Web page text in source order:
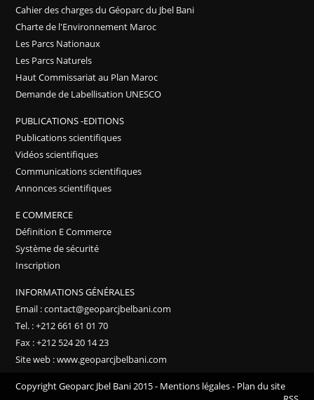
Cahier des charges du Géoparc du Jbel Bani
Charte de l'Environnement Maroc
Les Parcs Nationaux
Les Parcs Naturels
Haut Commissariat au Plan Maroc
Demande de Labellisation UNESCO
PUBLICATIONS -EDITIONS
Publications scientifiques
Vidéos scientifiques
Communications scientifiques
Annonces scientifiques
E COMMERCE
Définition E Commerce
Système de sécurité
Inscription
INFORMATIONS GÉNÉRALES
Email : contact@geoparcjbelbani.com
Tel. : +212 661 61 01 70
Fax : +212 524 20 14 23
Site web : www.geoparcjbelbani.com
Copyright Geoparc Jbel Bani 2015 - Mentions légales- Plan du site